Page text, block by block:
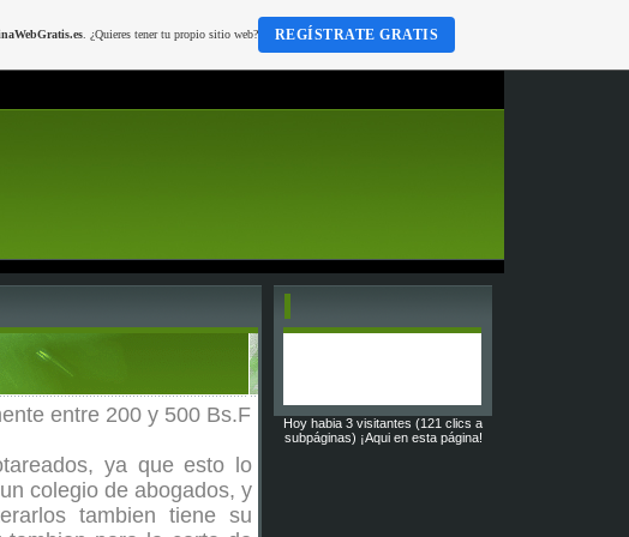
entre 200 y 500 Bs.F
ya que esto lo
colegio de abogados, y
tambien tiene su
Hoy habia 3 visitantes (121 clics a
subpáginas) ¡Aqui en esta página!
. ¿Quieres tener tu propio sitio web? REGÍSTRATE GRATIS